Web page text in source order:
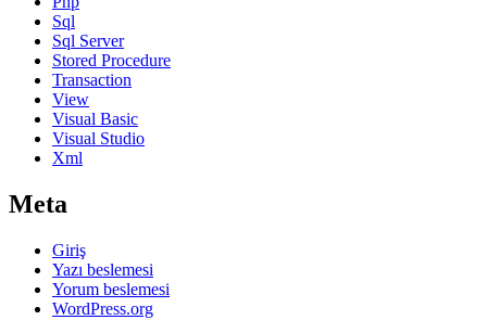
Sql
Sql Server
Stored Procedure
Transaction
View
Visual Basic
Visual Studio
Xml
Meta
Giriş
Yazı beslemesi
Yorum beslemesi
WordPress.org